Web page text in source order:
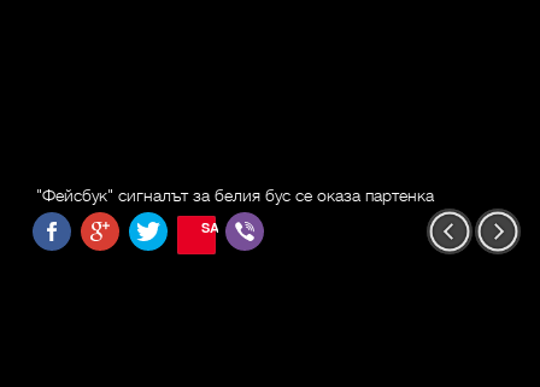
"Фейсбук" сигналът за белия бус се оказа партенка
SAVE